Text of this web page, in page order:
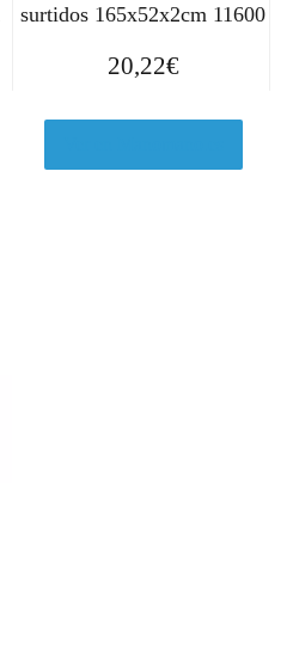
surtidos 165x52x2cm 11600
20,22€